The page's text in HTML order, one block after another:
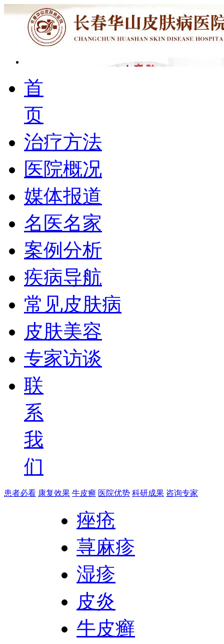
首
页
治疗方法
医院概况
媒体报道
名医名家
案例分析
疾病导航
常见皮肤病
皮肤美容
专家访谈
联
系
我
们
患者必看 康复效果 牛皮癣 医院优势 科研成果 咨询专家
痤疮
荨麻疹
湿疹
皮炎
牛皮癣